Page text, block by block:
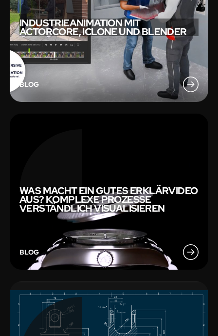
INDUSTRIEANIMATION MIT
ACTORCORE, ICLONE UND BLENDER
BLOG
WAS MACHT EIN GUTES ERKLÄRVIDEO
AUS? KOMPLEXE PROZESSE
VERSTÄNDLICH VISUALISIEREN
BLOG